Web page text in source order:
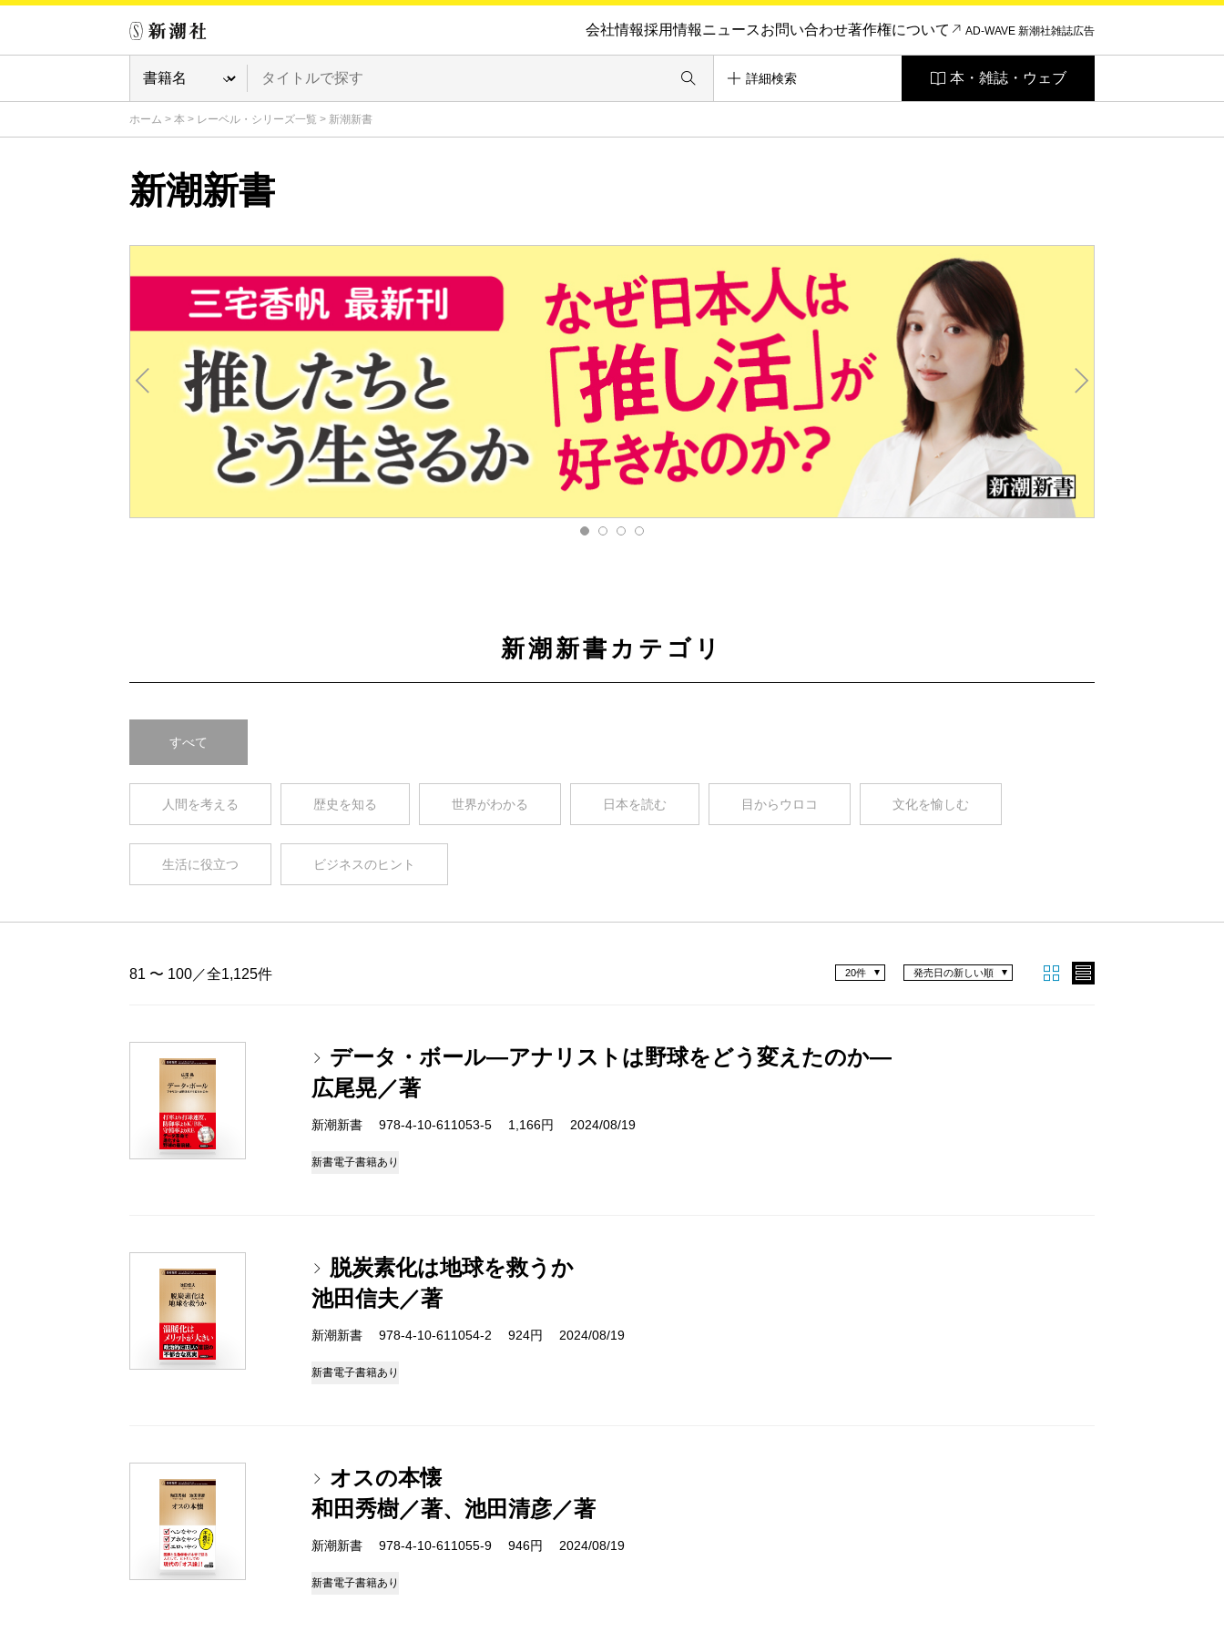
会社情報採用情報ニュースお問い合わせ著作権について AD-WAVE 新潮社雑誌広告
詳細検索 本・雑誌・ウェブ
ホーム > 本 > レーベル・シリーズ一覧 > 新潮新書
新潮新書
新潮新書カテゴリ
すべて
人間を考える 歴史を知る 世界がわかる 日本を読む 目からウロコ 文化を愉しむ
生活に役立つ ビジネスのヒント
81 〜 100／全1,125件 発売日の新しい順
20件
データ・ボール―アナリストは野球をどう変えたのか―
広尾晃／著
新潮新書 978-4-10-611053-5 1,166円 2024/08/19
新書電子書籍あり
脱炭素化は地球を救うか
池田信夫／著
新潮新書 978-4-10-611054-2 924円 2024/08/19
新書電子書籍あり
オスの本懐
和田秀樹／著、池田清彦／著
新潮新書 978-4-10-611055-9 946円 2024/08/19
新書電子書籍あり